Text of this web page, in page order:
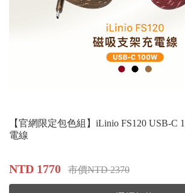
【官網限定包色組】iLinio FS120 USB-C
電線
NTD 1770 市價NTD 2370